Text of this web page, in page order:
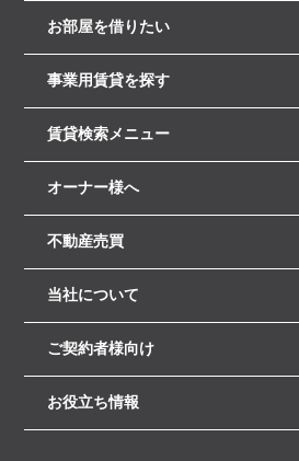
お部屋を借りたい
事業用賃貸を探す
賃貸検索メニュー
オーナー様へ
不動産売買
当社について
ご契約者様向け
お役立ち情報